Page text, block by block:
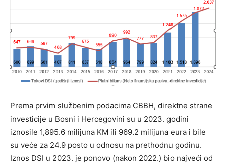
Prema prvim službenim podacima CBBH, direktne strane
investicije u Bosni i Hercegovini su u 2023. godini
iznosile 1,895.6 milijuna KM ili 969.2 milijuna eura i bile
su veće za 24.9 posto u odnosu na prethodnu godinu.
Iznos DSI u 2023. je ponovo (nakon 2022.) bio najveći od